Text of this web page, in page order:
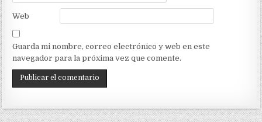
Web
Guarda mi nombre, correo electrónico y web en este
navegador para la próxima vez que comente.